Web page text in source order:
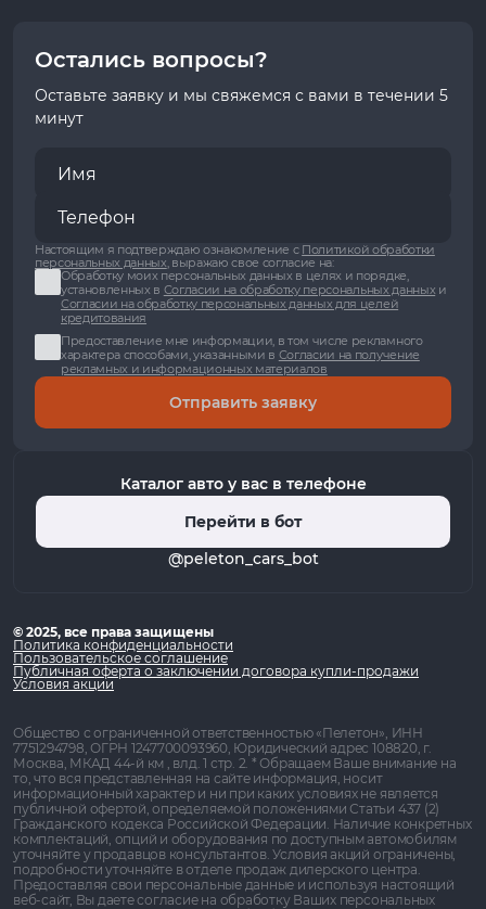
Остались вопросы?
Оставьте заявку и мы свяжемся с вами в течении 5
минут
Настоящим я подтверждаю ознакомление с Политикой обработки
персональных данных, выражаю свое согласие на:
Обработку моих персональных данных в целях и порядке,
установленных в Согласии на обработку персональных данныхи
Согласии на обработку персональных данных для целей
кредитования
Предоставление мне информации, в том числе рекламного
характера способами, указанными в Согласии на получение
рекламных и информационных материалов
Отправить заявку
Каталог авто у вас в телефоне
Перейти в бот
@peleton_cars_bot
© 2025, все права защищены
Политика конфиденциальности
Пользовательское соглашение
Публичная оферта о заключении договора купли-продажи
Условия акции
Общество с ограниченной ответственностью «Пелетон», ИНН
7751294798, ОГРН 1247700093960, Юридический адрес 108820, г.
Москва, МКАД 44-й км , влд. 1 стр. 2. * Обращаем Ваше внимание на
то, что вся представленная на сайте информация, носит
информационный характер и ни при каких условиях не является
публичной офертой, определяемой положениями Статьи 437 (2)
Гражданского кодекса Российской Федерации. Наличие конкретных
комплектаций, опций и оборудования по доступным автомобилям
уточняйте у продавцов консультантов. Условия акций ограничены,
подробности уточняйте в отделе продаж дилерского центра.
Предоставляя свои персональные данные и используя настоящий
веб-сайт, Вы даете согласие на обработку Ваших персональных